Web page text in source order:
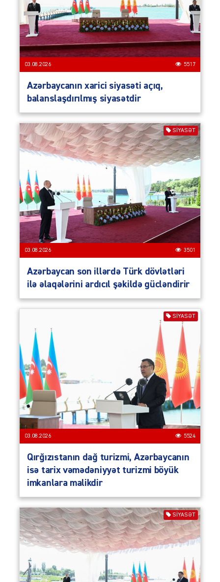
03.08.2026 5517
Azərbaycanın xarici siyasəti açıq,
balanslaşdırılmış siyasətdir
SIYASƏT
03.08.2026 3501
Azərbaycan son illərdə Türk dövlətləri
ilə əlaqələrini ardıcıl şəkildə gücləndirir
SIYASƏT
03.08.2026 5524
Qırğızıstanın dağ turizmi, Azərbaycanın
isə tarix vəmədəniyyət turizmi böyük
imkanlara malikdir
SIYASƏT